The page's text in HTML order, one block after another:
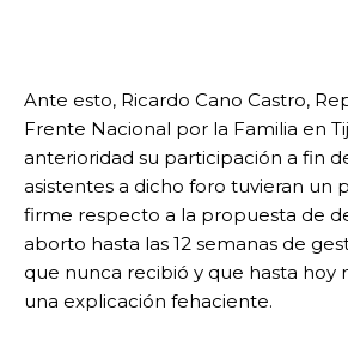
Ante esto, Ricardo Cano Castro,
Frente Nacional por la Familia en
anterioridad su participación a fin
asistentes a dicho foro tuvieran un
firme respecto a la propuesta de
aborto hasta las 12 semanas de
que nunca recibió y que hasta hoy
una explicación fehaciente.